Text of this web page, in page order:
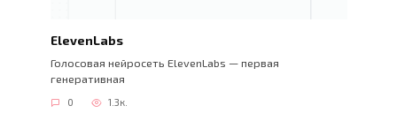
ElevenLabs
Голосовая нейросеть ElevenLabs — первая
генеративная
0 1.3к.